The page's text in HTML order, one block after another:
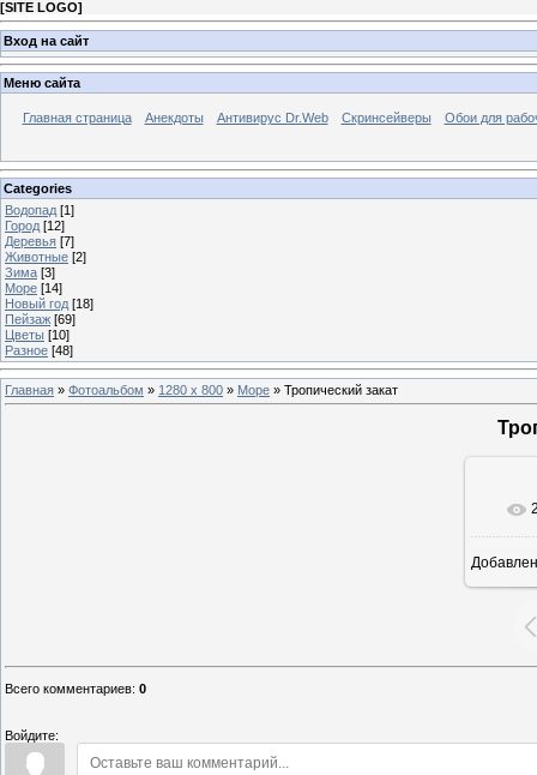
[SITE LOGO]
Вход на сайт
Меню сайта
Главная страница Анекдоты Антивирус Dr.Web Скринсейверы Обои для
Categories
Водопад [1]
Город [12]
Деревья [7]
Животные [2]
Зима [3]
Море [14]
Новый год [18]
Пейзаж [69]
Цветы [10]
Разное [48]
Главная » Фотоальбом » 1280 x 800 » Море » Тропический закат
Всего комментариев: 0
Войдите: